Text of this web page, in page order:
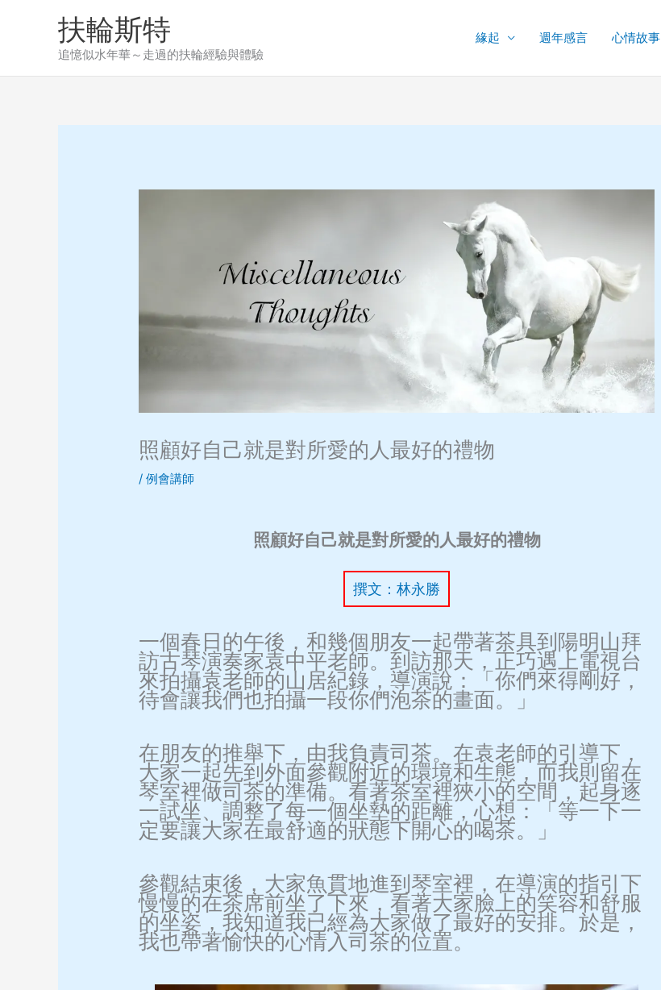
扶輪斯特
追憶似水年華～走過的扶輪經驗與體驗
緣起 週年感言 心情故事
照顧好自己就是對所愛的人最好的禮物
/例會講師
照顧好自己就是對所愛的人最好的禮物
撰文：林永勝
一個春日的午後，和幾個朋友一起帶著茶具到陽明山拜
訪古琴演奏家袁中平老師。到訪那天，正巧遇上電視台
來拍攝袁老師的山居紀錄，導演說：「你們來得剛好，
待會讓我們也拍攝一段你們泡茶的畫面。」
在朋友的推舉下，由我負責司茶。在袁老師的引導下，
大家一起先到外面參觀附近的環境和生態，而我則留在
琴室裡做司茶的準備。看著茶室裡狹小的空間，起身逐
一試坐、調整了每一個坐墊的距離，心想：「等一下一
定要讓大家在最舒適的狀態下開心的喝茶。」
參觀結束後，大家魚貫地進到琴室裡，在導演的指引下
慢慢的在茶席前坐了下來，看著大家臉上的笑容和舒服
的坐姿，我知道我已經為大家做了最好的安排。於是，
我也帶著愉快的心情入司茶的位置。